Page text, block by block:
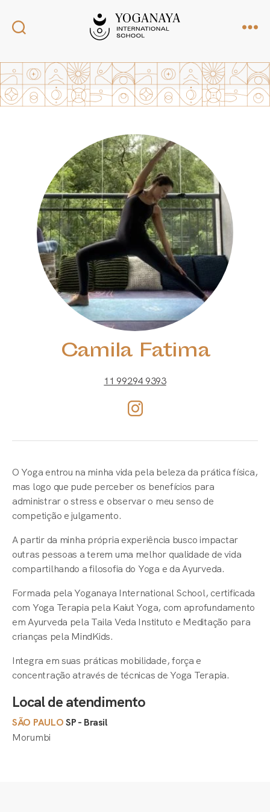
Camila Fatima
11 99294 9393
O Yoga entrou na minha vida pela beleza da prática física,
mas logo que pude perceber os benefícios para
administrar o stress e observar o meu senso de
competição e julgamento.
A partir da minha própria experiência busco impactar
outras pessoas a terem uma melhor qualidade de vida
compartilhando a filosofia do Yoga e da Ayurveda.
Formada pela Yoganaya International School, certificada
com Yoga Terapia pela Kaiut Yoga, com aprofundamento
em Ayurveda pela Taila Veda Instituto e Meditação para
crianças pela MindKids.
Integra em suas práticas mobilidade, força e
concentração através de técnicas de Yoga Terapia.
Local de atendimento
SÃO PAULOSP - Brasil
Morumbi